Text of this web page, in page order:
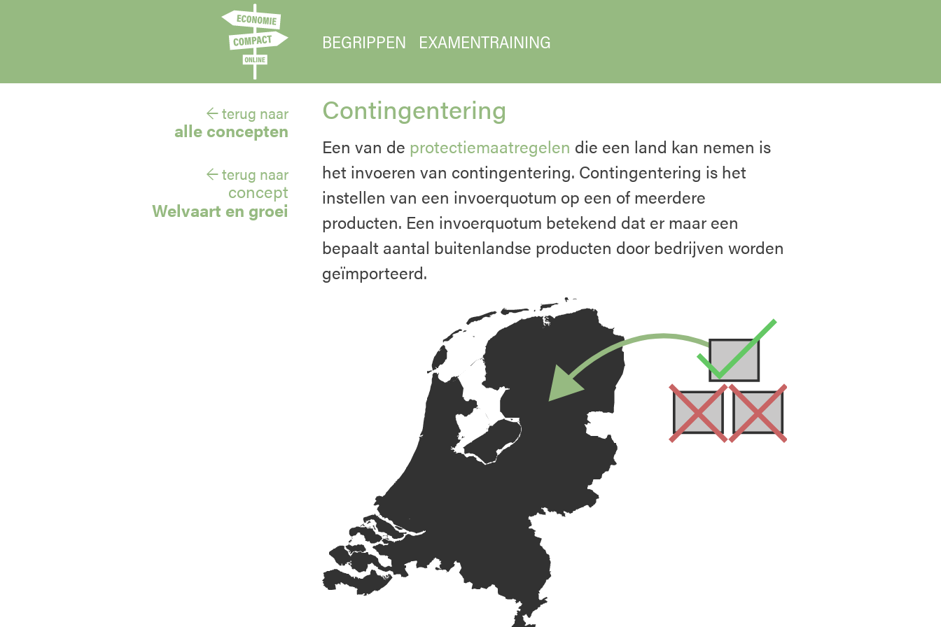
BEGRIPPEN EXAMENTRAINING
← terug naar
alle concepten
← terug naar
concept
Welvaart en groei
Contingentering
Een van de protectiemaatregelen die een land kan nemen is
het invoeren van contingentering. Contingentering is het
instellen van een invoerquotum op een of meerdere
producten. Een invoerquotum betekend dat er maar een
bepaalt aantal buitenlandse producten door bedrijven worden
geïmporteerd.